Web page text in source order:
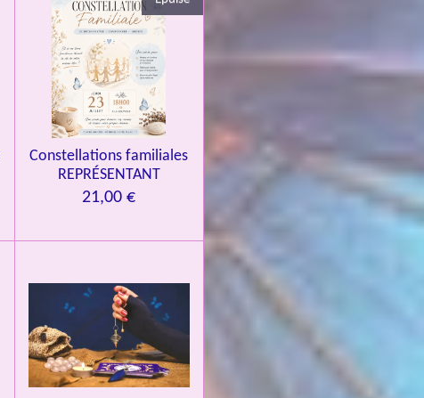
Constellations familiales
REPRÉSENTANT
21,00 €